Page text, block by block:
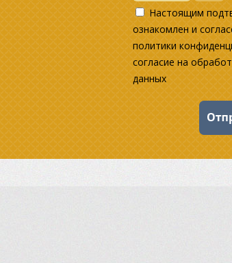
Настоящим
ознакомлен и
политики
согласие на
данных